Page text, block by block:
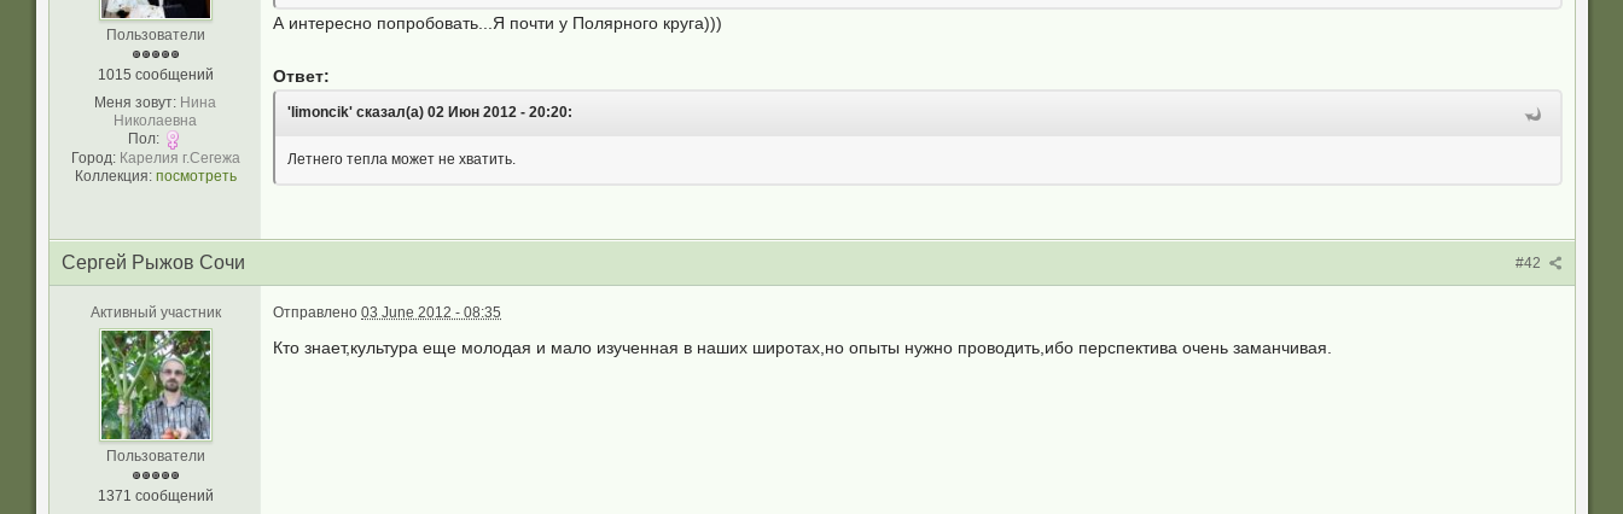
Пользователи
1015 сообщений
Меня зовут: Нина
Николаевна
Пол:
Город: Карелия г.Сегежа
Коллекция: посмотреть
А интересно попробовать...Я почти у Полярного круга)))
Ответ:
'limoncik' сказал(а) 02 Июн 2012 - 20:20:
Летнего тепла может не хватить.
#42
Сергей Рыжов Сочи
Активный участник
Пользователи
1371 сообщений
Отправлено 03 June 2012 - 08:35
Кто знает,культура еще молодая и мало изученная в наших широтах,но опыты нужно проводить,ибо перспектива очень заманчивая.